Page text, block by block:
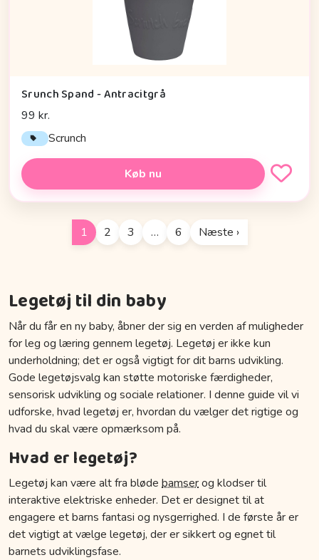
Srunch Spand - Antracitgrå
99 kr.
Scrunch
Køb nu
1 2 3 … 6 Næste ›
Legetøj til din baby
Når du får en ny baby, åbner der sig en verden af muligheder
for leg og læring gennem legetøj. Legetøj er ikke kun
underholdning; det er også vigtigt for dit barns udvikling.
Gode legetøjsvalg kan støtte motoriske færdigheder,
sensorisk udvikling og sociale relationer. I denne guide vil vi
udforske, hvad legetøj er, hvordan du vælger det rigtige og
hvad du skal være opmærksom på.
Hvad er legetøj?
Legetøj kan være alt fra bløde bamserog klodser til
interaktive elektriske enheder. Det er designet til at
engagere et barns fantasi og nysgerrighed. I de første år er
det vigtigt at vælge legetøj, der er sikkert og egnet til
barnets udviklingsfase.